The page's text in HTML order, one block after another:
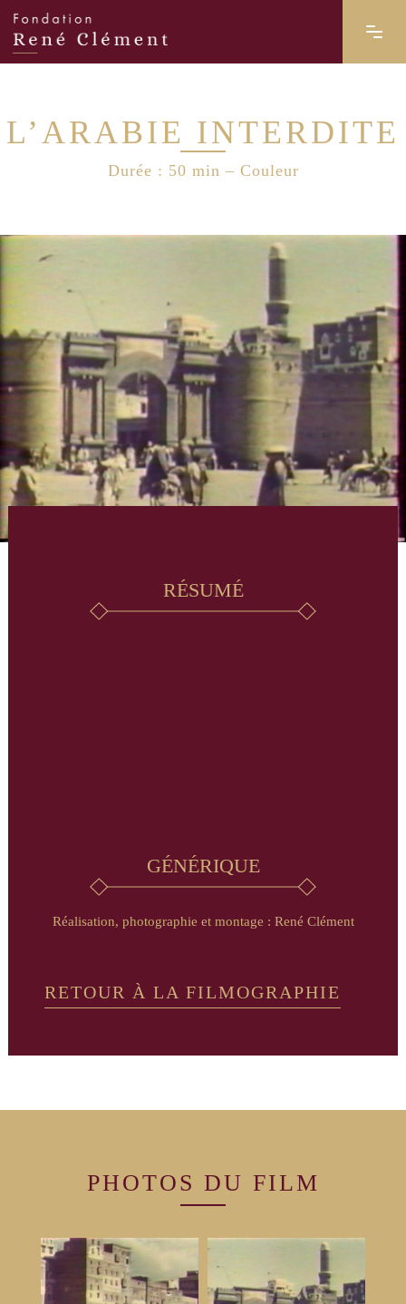
L’ARABIE INTERDITE
Durée : 50 min – Couleur
RÉSUMÉ
GÉNÉRIQUE
Réalisation, photographie et montage : René Clément
RETOUR À LA FILMOGRAPHIE
PHOTOS DU FILM